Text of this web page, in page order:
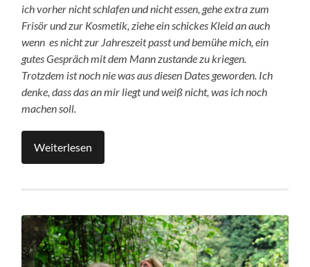
ich vorher nicht schlafen und nicht essen, gehe extra zum
Frisör und zur Kosmetik, ziehe ein schickes Kleid an auch
wenn es nicht zur Jahreszeit passt und bemühe mich, ein
gutes Gespräch mit dem Mann zustande zu kriegen.
Trotzdem ist noch nie was aus diesen Dates geworden. Ich
denke, dass das an mir liegt und weiß nicht, was ich noch
machen soll.
Weiterlesen